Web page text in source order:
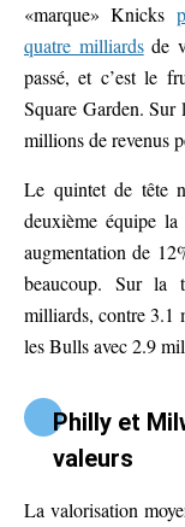
«marque» Knicks
quatre milliardsde
passé, et c’est le
Square Garden. Sur
millions de revenus
Le quintet de tête
deuxième équipe
augmentation de
beaucoup. Sur la
milliards, contre 3.1
les Bulls avec 2.9
Philly et
valeurs
La valorisation